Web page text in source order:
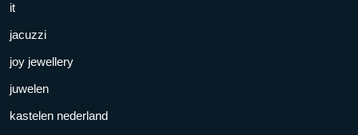
it
jacuzzi
joy jewellery
juwelen
kastelen nederland